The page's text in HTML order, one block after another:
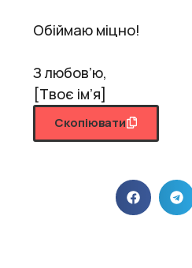
Обіймаю міцно!
З любов’ю,
[Твоє ім’я]
Скопіювати